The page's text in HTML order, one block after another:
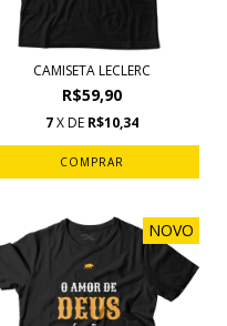
CAMISETA LECLERC
R$59,90
7X DE R$10,34
COMPRAR
NOVO